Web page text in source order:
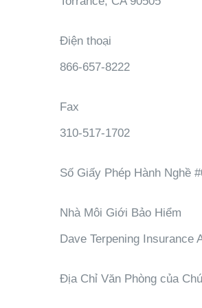
Điện thoại
866-657-8222
Fax
310-517-1702
Số Giấy Phép Hành Nghề
Nhà Môi Giới Bảo Hiểm
Dave Terpening Insurance
Địa Chỉ Văn Phòng của